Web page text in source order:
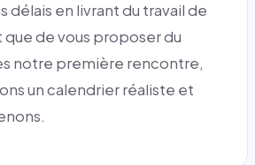
délais en livrant du travail de
de vous proposer du
notre première rencontre,
un calendrier réaliste et